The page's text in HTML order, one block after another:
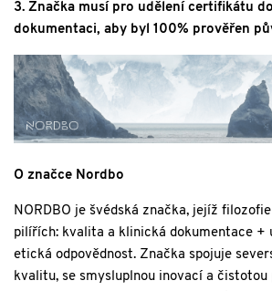
3. Značka musí pro udělení certifikátu
dokumentaci, aby byl 100% prověřen
O značce Nordbo
NORDBO je švédská značka, jejíž
pilířích: kvalita a klinická dokumentace +
etická odpovědnost. Značka spojuje
kvalitu, se smysluplnou inovací a